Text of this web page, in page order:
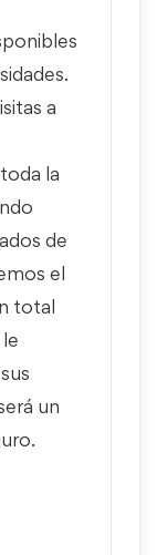
a
la
de
el
total
le
un